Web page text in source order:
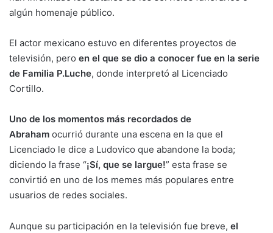
algún homenaje público.
El actor mexicano estuvo en diferentes proyectos de
televisión, pero en el que se dio a conocer fue en la serie
de Familia P.Luche, donde interpretó al Licenciado
Cortillo.
Uno de los momentos más recordados de
Abraham ocurrió durante una escena en la que el
Licenciado le dice a Ludovico que abandone la boda;
diciendo la frase “¡Sí, que se largue!” esta frase se
convirtió en uno de los memes más populares entre
usuarios de redes sociales.
Aunque su participación en la televisión fue breve, el